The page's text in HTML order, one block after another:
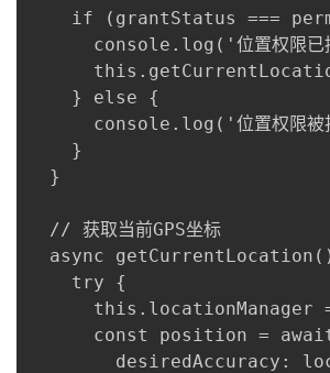
if (grantStatus ===
console.log('位置权限已
    } else {
console.log('位置权限被
    }
  }
  // 获取当前GPS坐标
async
    try {
this.locationManager
const position =
desiredAccuracy: